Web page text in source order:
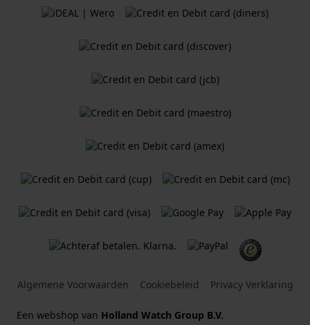
Algemene Voorwaarden Cookiebeleid Privacy Verklaring
Een webshop van Holland Watch Group B.V.